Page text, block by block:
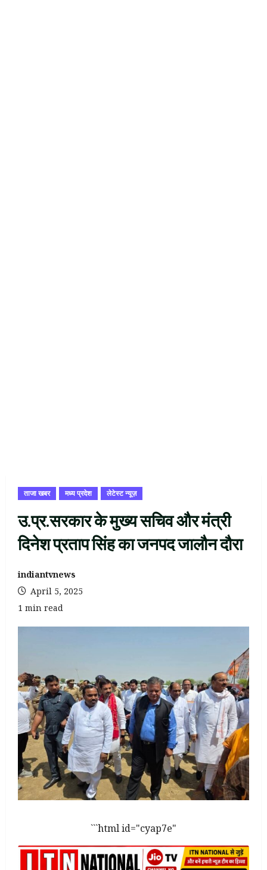
ताजा खबर मध्य प्रदेश लेटेस्ट न्यूज़
उ.प्र.सरकार के मुख्य सचिव और मंत्री
दिनेश प्रताप सिंह का जनपद जालौन दौरा
indiantvnews
April 5, 2025
1 min read
```html id="cyap7e"